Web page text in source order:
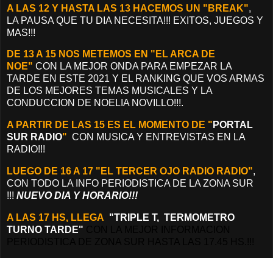
A LAS 12 Y HASTA LAS 13 HACEMOS UN "BREAK",
LA PAUSA QUE TU DIA NECESITA!!! EXITOS, JUEGOS Y
MAS!!!
DE 13 A 15 NOS METEMOS EN "EL ARCA DE
NOE" CON LA MEJOR ONDA PARA EMPEZAR LA
TARDE EN ESTE 2021 Y EL RANKING QUE VOS ARMAS
DE LOS MEJORES TEMAS MUSICALES Y LA
CONDUCCION DE NOELIA NOVILLO!!!.
A PARTIR DE LAS 15 ES EL MOMENTO DE " PORTAL
SUR RADIO" CON MUSICA Y ENTREVISTAS EN LA
RADIO!!!
LUEGO DE 16 A 17 "EL TERCER OJO RADIO RADIO",
CON TODO LA INFO PERIODISTICA DE LA ZONA SUR
!!! NUEVO DIA Y HORARIO!!!
A LAS 17 HS, LLEGA "TRIPLE T, TERMOMETRO
TURNO TARDE"